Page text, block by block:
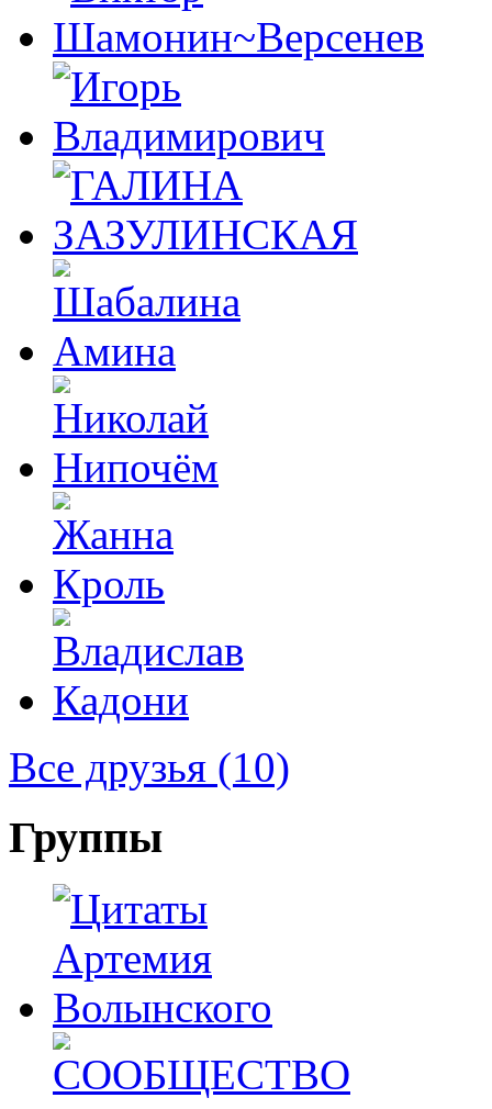
Все друзья (10)
Группы